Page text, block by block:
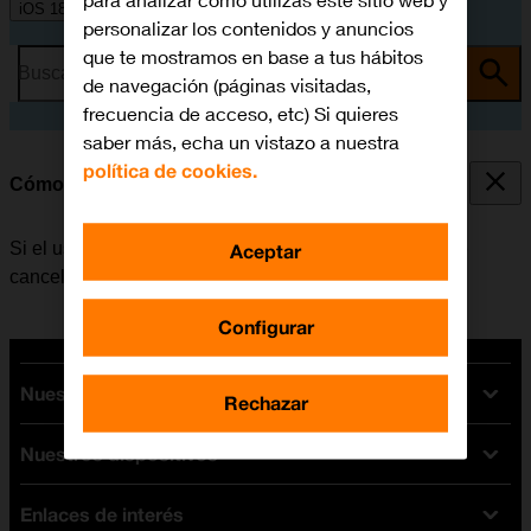
iOS 18
Busca por problema o tema
Cómo cancelar todos los desvíos
Si el usuario ya no desea desviar sus llamadas, puede
cancelar los desvíos.
Nuestras tarifas
Tarifas Orange
Tarifas fibra y móvil
Nuestros dispositivos
Ofertas en móviles
Enlaces de interés
personalizar los contenidos y anuncios
que te mostramos en base a tus hábitos
de navegación (páginas visitadas,
frecuencia de acceso, etc) Si quieres
saber más, echa un vistazo a nuestra
política de cookies.
Configurar
Rechazar
Aceptar